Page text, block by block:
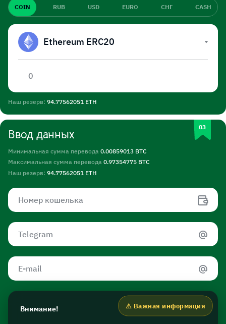
COIN RUB USD EURO СНГ CASH
Ethereum ERC20
Наш резерв: 94.77562051 ETH
Ввод данных
Минимальная сумма перевода 0.00859013 BTC
Максимальная сумма перевода 0.97354775 BTC
Наш резерв: 94.77562051 ETH
Внимание!